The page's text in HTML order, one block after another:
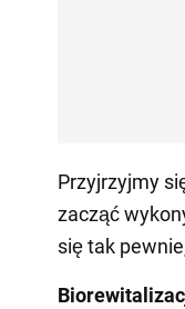
Przyjrzyjmy
zacząć
się tak